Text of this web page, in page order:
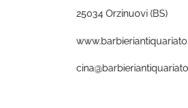
25034 Orzinuovi (BS)